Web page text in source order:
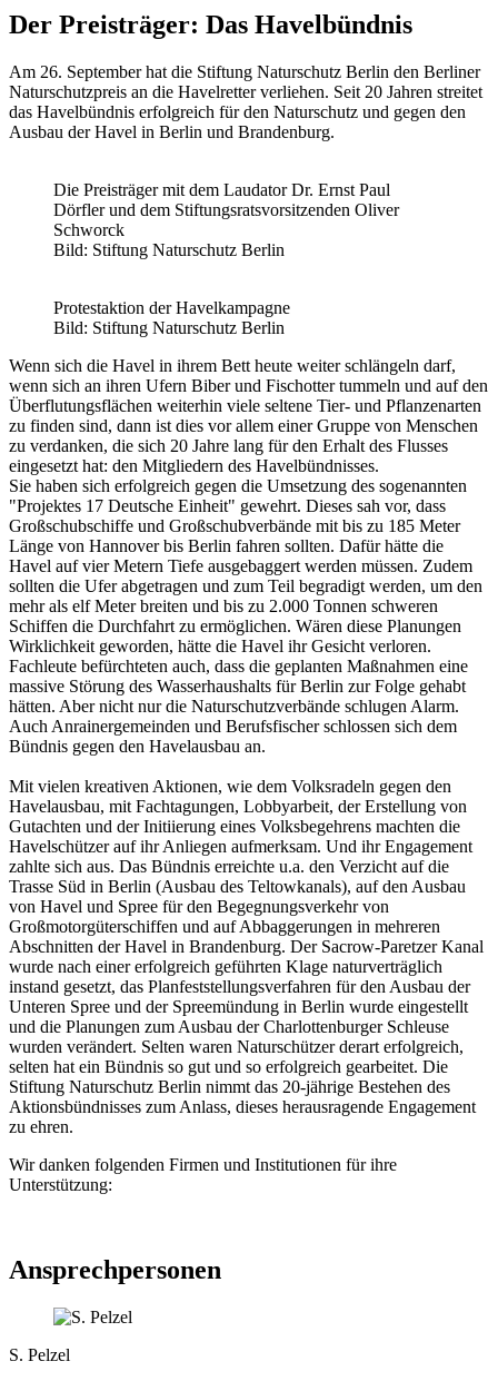
Der Preisträger: Das Havelbündnis
Am 26. September hat die Stiftung Naturschutz Berlin den Berliner
Naturschutzpreis an die Havelretter verliehen. Seit 20 Jahren streitet
das Havelbündnis erfolgreich für den Naturschutz und gegen den
Ausbau der Havel in Berlin und Brandenburg.
Die Preisträger mit dem Laudator Dr. Ernst Paul
Dörfler und dem Stiftungsratsvorsitzenden Oliver
Schworck
Bild: Stiftung Naturschutz Berlin
Protestaktion der Havelkampagne
Bild: Stiftung Naturschutz Berlin
Wenn sich die Havel in ihrem Bett heute weiter schlängeln darf,
wenn sich an ihren Ufern Biber und Fischotter tummeln und auf den
Überflutungsflächen weiterhin viele seltene Tier- und Pflanzenarten
zu finden sind, dann ist dies vor allem einer Gruppe von Menschen
zu verdanken, die sich 20 Jahre lang für den Erhalt des Flusses
eingesetzt hat: den Mitgliedern des Havelbündnisses.
Sie haben sich erfolgreich gegen die Umsetzung des sogenannten
"Projektes 17 Deutsche Einheit" gewehrt. Dieses sah vor, dass
Großschubschiffe und Großschubverbände mit bis zu 185 Meter
Länge von Hannover bis Berlin fahren sollten. Dafür hätte die
Havel auf vier Metern Tiefe ausgebaggert werden müssen. Zudem
sollten die Ufer abgetragen und zum Teil begradigt werden, um den
mehr als elf Meter breiten und bis zu 2.000 Tonnen schweren
Schiffen die Durchfahrt zu ermöglichen. Wären diese Planungen
Wirklichkeit geworden, hätte die Havel ihr Gesicht verloren.
Fachleute befürchteten auch, dass die geplanten Maßnahmen eine
massive Störung des Wasserhaushalts für Berlin zur Folge gehabt
hätten. Aber nicht nur die Naturschutzverbände schlugen Alarm.
Auch Anrainergemeinden und Berufsfischer schlossen sich dem
Bündnis gegen den Havelausbau an.
Mit vielen kreativen Aktionen, wie dem Volksradeln gegen den
Havelausbau, mit Fachtagungen, Lobbyarbeit, der Erstellung von
Gutachten und der Initiierung eines Volksbegehrens machten die
Havelschützer auf ihr Anliegen aufmerksam. Und ihr Engagement
zahlte sich aus. Das Bündnis erreichte u.a. den Verzicht auf die
Trasse Süd in Berlin (Ausbau des Teltowkanals), auf den Ausbau
von Havel und Spree für den Begegnungsverkehr von
Großmotorgüterschiffen und auf Abbaggerungen in mehreren
Abschnitten der Havel in Brandenburg. Der Sacrow-Paretzer Kanal
wurde nach einer erfolgreich geführten Klage naturverträglich
instand gesetzt, das Planfeststellungsverfahren für den Ausbau der
Unteren Spree und der Spreemündung in Berlin wurde eingestellt
und die Planungen zum Ausbau der Charlottenburger Schleuse
wurden verändert. Selten waren Naturschützer derart erfolgreich,
selten hat ein Bündnis so gut und so erfolgreich gearbeitet. Die
Stiftung Naturschutz Berlin nimmt das 20-jährige Bestehen des
Aktionsbündnisses zum Anlass, dieses herausragende Engagement
zu ehren.
Wir danken folgenden Firmen und Institutionen für ihre
Unterstützung:
Ansprechpersonen
S. Pelzel